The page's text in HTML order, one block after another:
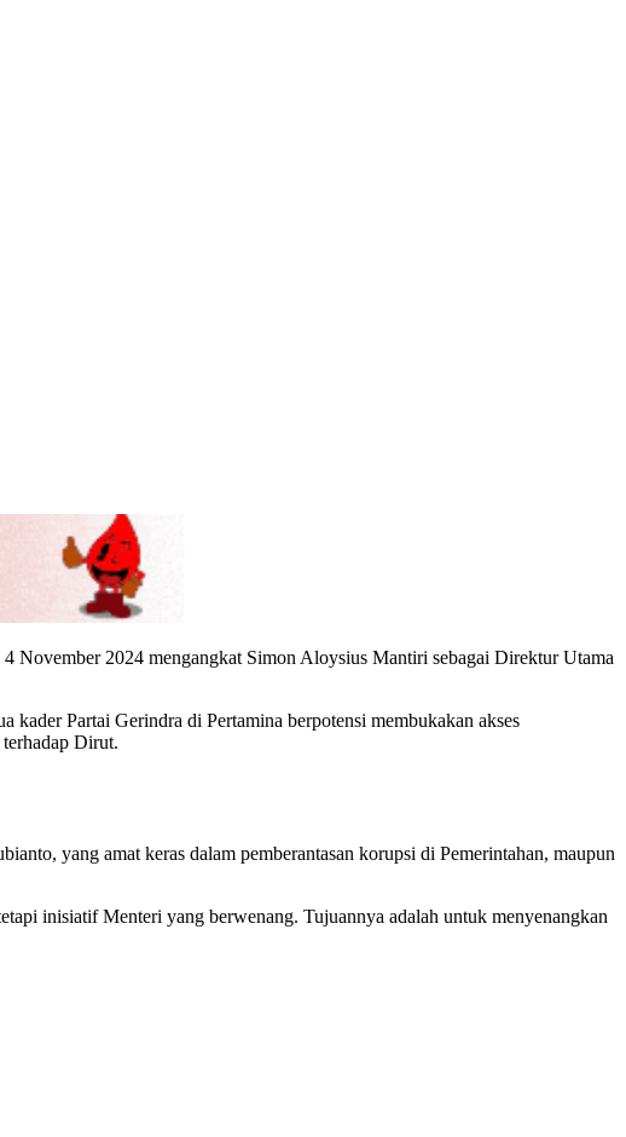
4 November 2024 mengangkat Simon Aloysius Mantiri sebagai Direktur Utama
Partai Gerindra di Pertamina berpotensi membukakan akses
Dirut.
yang amat keras dalam pemberantasan korupsi di Pemerintahan, maupun
inisiatif Menteri yang berwenang. Tujuannya adalah untuk menyenangkan